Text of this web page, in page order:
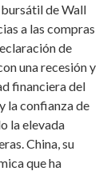
de Wall
a las compras
de
una recesión y
financiera del
la confianza de
la elevada
China, su
que ha